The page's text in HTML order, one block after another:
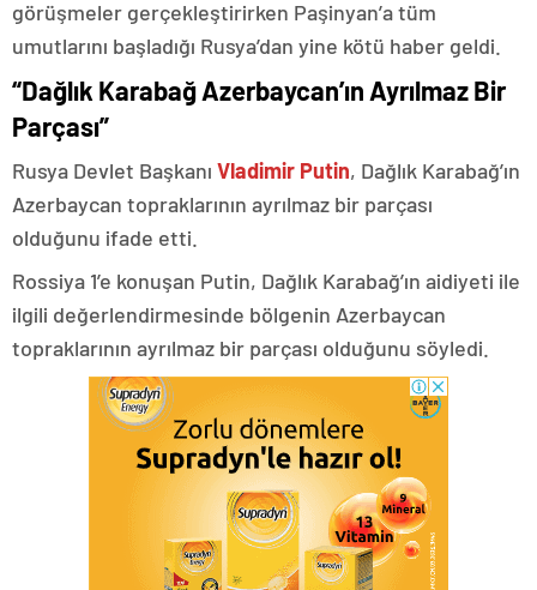
görüşmeler gerçekleştirirken Paşinyan’a tüm
umutlarını başladığı Rusya’dan yine kötü haber geldi.
“Dağlık Karabağ Azerbaycan’ın Ayrılmaz Bir
Parçası”
Rusya Devlet Başkanı Vladimir Putin, Dağlık Karabağ’ın
Azerbaycan topraklarının ayrılmaz bir parçası
olduğunu ifade etti.
Rossiya 1’e konuşan Putin, Dağlık Karabağ’ın aidiyeti ile
ilgili değerlendirmesinde bölgenin Azerbaycan
topraklarının ayrılmaz bir parçası olduğunu söyledi.